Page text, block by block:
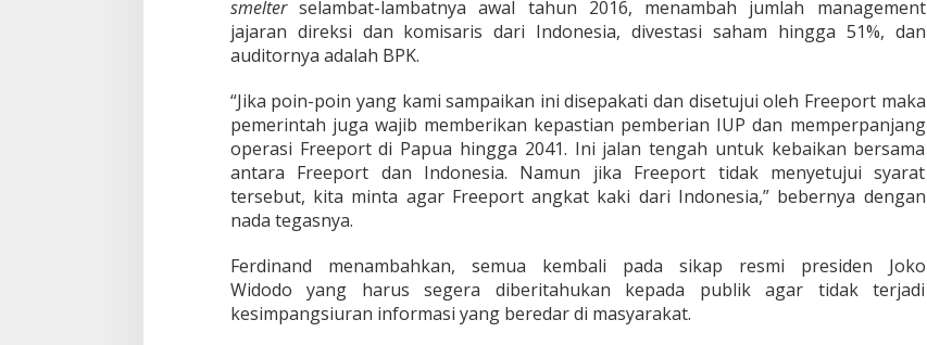
smelterselambat-lambatnya awal tahun 2016, menambah jumlah management
jajaran direksi dan komisaris dari Indonesia, divestasi saham hingga 51%, dan
auditornya adalah BPK.
“Jika poin-poin yang kami sampaikan ini disepakati dan disetujui oleh Freeport maka
pemerintah juga wajib memberikan kepastian pemberian IUP dan memperpanjang
operasi Freeport di Papua hingga 2041. Ini jalan tengah untuk kebaikan bersama
antara Freeport dan Indonesia. Namun jika Freeport tidak menyetujui syarat
tersebut, kita minta agar Freeport angkat kaki dari Indonesia,” bebernya dengan
nada tegasnya.
Ferdinand menambahkan, semua kembali pada sikap resmi presiden Joko
Widodo yang harus segera diberitahukan kepada publik agar tidak terjadi
kesimpangsiuran informasi yang beredar di masyarakat.